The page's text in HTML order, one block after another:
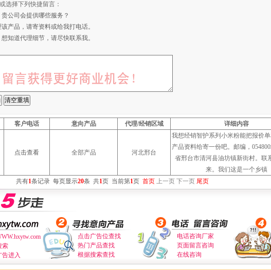
选择下列快捷留言：
公司会提供哪些服务？
产品，请寄资料或给我打电话。
知道代理细节，请尽快联系我。
客户电话 意向产品 代理/经销区域 详细内容
点击查看 全部产品 河北邢台
我想经销智护系列小米粉能把报价单
产品资料给寄一份吧。邮编，
省邢台市清河县油坊镇新街村。联
来。我们这是一个乡镇
共有1条记录 每页显示20条 共1页 当前第1页 首页 上一页 下一页 尾页
索
告进入
点击广告位查找
热门产品查找
根据搜索查找
电话咨询厂家
页面留言咨询
在线咨询